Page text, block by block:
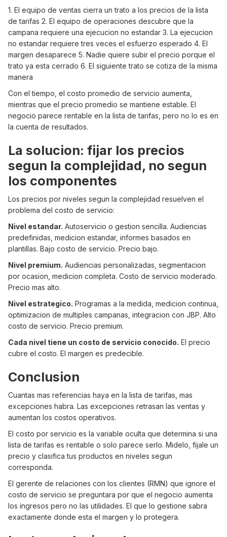
1. El equipo de ventas cierra un trato a los precios de la lista
de tarifas 2. El equipo de operaciones descubre que la
campana requiere una ejecucion no estandar 3. La ejecucion
no estandar requiere tres veces el esfuerzo esperado 4. El
margen desaparece 5. Nadie quiere subir el precio porque el
trato ya esta cerrado 6. El siguiente trato se cotiza de la misma
manera
Con el tiempo, el costo promedio de servicio aumenta,
mientras que el precio promedio se mantiene estable. El
negocio parece rentable en la lista de tarifas, pero no lo es en
la cuenta de resultados.
La solucion: fijar los precios
segun la complejidad, no segun
los componentes
Los precios por niveles segun la complejidad resuelven el
problema del costo de servicio:
Nivel estandar. Autoservicio o gestion sencilla. Audiencias
predefinidas, medicion estandar, informes basados en
plantillas. Bajo costo de servicio. Precio bajo.
Nivel premium. Audiencias personalizadas, segmentacion
por ocasion, medicion completa. Costo de servicio moderado.
Precio mas alto.
Nivel estrategico. Programas a la medida, medicion continua,
optimizacion de multiples campanas, integracion con JBP. Alto
costo de servicio. Precio premium.
Cada nivel tiene un costo de servicio conocido. El precio
cubre el costo. El margen es predecible.
Conclusion
Cuantas mas referencias haya en la lista de tarifas, mas
excepciones habra. Las excepciones retrasan las ventas y
aumentan los costos operativos.
El costo por servicio es la variable oculta que determina si una
lista de tarifas es rentable o solo parece serlo. Midelo, fijale un
precio y clasifica tus productos en niveles segun
corresponda.
El gerente de relaciones con los clientes (RMN) que ignore el
costo de servicio se preguntara por que el negocio aumenta
los ingresos pero no las utilidades. El que lo gestione sabra
exactamente donde esta el margen y lo protegera.